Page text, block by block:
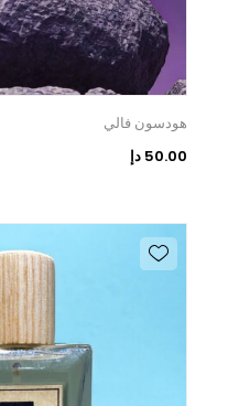
هودسون فالي
50.00 دإ